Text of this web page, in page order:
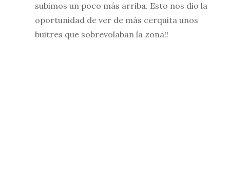
subimos un poco más arriba. Esto nos dio la
oportunidad de ver de más cerquita unos
buitres que sobrevolaban la zona!!